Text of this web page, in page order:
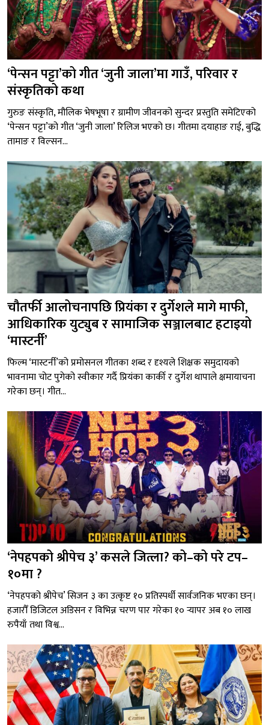
‘पेन्सन पट्टा’को गीत ‘जुनी जाला’मा गाउँ, परिवार र
संस्कृतिको कथा
गुरुङ संस्कृति, मौलिक भेषभूषा र ग्रामीण जीवनको सुन्दर प्रस्तुति समेटिएको
‘पेन्सन पट्टा’को गीत ‘जुनी जाला’ रिलिज भएको छ। गीतमा दयाहाङ राई, बुद्धि
तामाङ र विल्सन...
चौतर्फी आलोचनापछि प्रियंका र दुर्गेशले मागे माफी,
आधिकारिक युट्युब र सामाजिक सञ्जालबाट हटाइयो
‘मास्टर्नी’
फिल्म ‘मास्टर्नी’को प्रमोसनल गीतका शब्द र दृश्यले शिक्षक समुदायको
भावनामा चोट पुगेको स्वीकार गर्दै प्रियंका कार्की र दुर्गेश थापाले क्षमायाचना
गरेका छन्। गीत...
‘नेपहपको श्रीपेच ३’ कसले जित्ला? को–को परे टप–
१०मा ?
‘नेपहपको श्रीपेच’ सिजन ३ का उत्कृष्ट १० प्रतिस्पर्धी सार्वजनिक भएका छन्।
हजारौँ डिजिटल अडिसन र विभिन्न चरण पार गरेका १० र्‍यापर अब १० लाख
रुपैयाँ तथा विश्व...